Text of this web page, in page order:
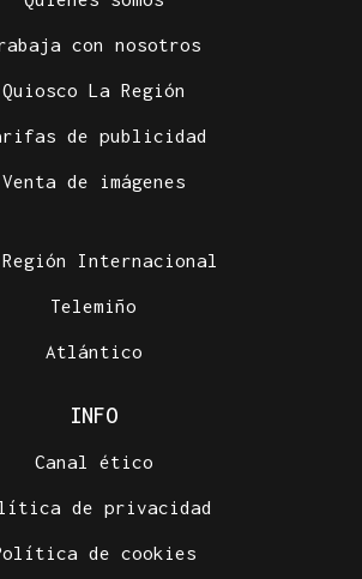
con nosotros
Quiosco La Región
de publicidad
Venta de imágenes
Internacional
Telemiño
Atlántico
INFO
Canal ético
de privacidad
de cookies